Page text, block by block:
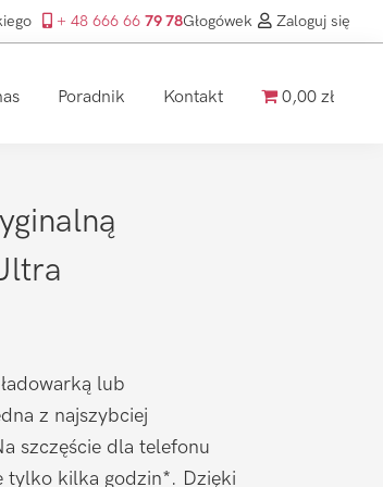
+ 48 666 66 79 78Głogówek Zaloguj się
Poradnik Kontakt 0,00 zł
lub
z najszybciej
szczęście dla telefonu
tylko kilka godzin*. Dzięki